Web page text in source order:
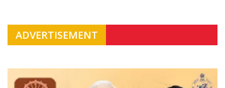
ADVERTISEMENT